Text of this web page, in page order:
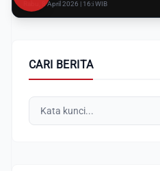
Rabu, 8 April 2026 | 16:i WIB
CARI BERITA